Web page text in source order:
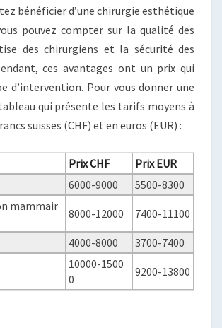
bénéficier d’une chirurgie esthétique
pouvez compter sur la qualité des
des chirurgiens et la sécurité des
ces avantages ont un prix qui
d’intervention. Pour vous donner une
qui présente les tarifs moyens à
suisses (CHF) et en euros (EUR) :
Prix CHF
Prix EUR
6000-9000
5500-8300
mammair
8000-12000 7400-11100
4000-8000 3700-7400
10000-1500
0
9200-13800